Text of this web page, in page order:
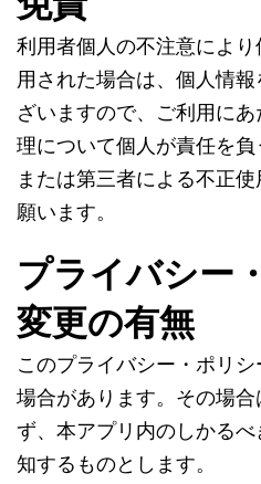
利用者個人の不注意によ
用された場合は、個人情
ざいますので、ご利用に
理について個人が責任を
または第三者による不正
願います。
プライバシー
変更の有無
このプライバシー・ポリ
場合があります。その場
ず、本アプリ内のしかる
知するものとします。